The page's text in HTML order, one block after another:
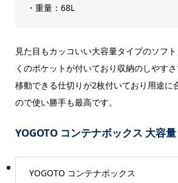
・重量：68L
見た目もカッコいい大容量タイプのソフ
くのポケットが付いており収納のしやすさ
移動できる仕切りが2枚付いており用途に
ので使い勝手も最高です。
YOGOTO コンテナボックス 大容
YOGOTO コンテナボックス